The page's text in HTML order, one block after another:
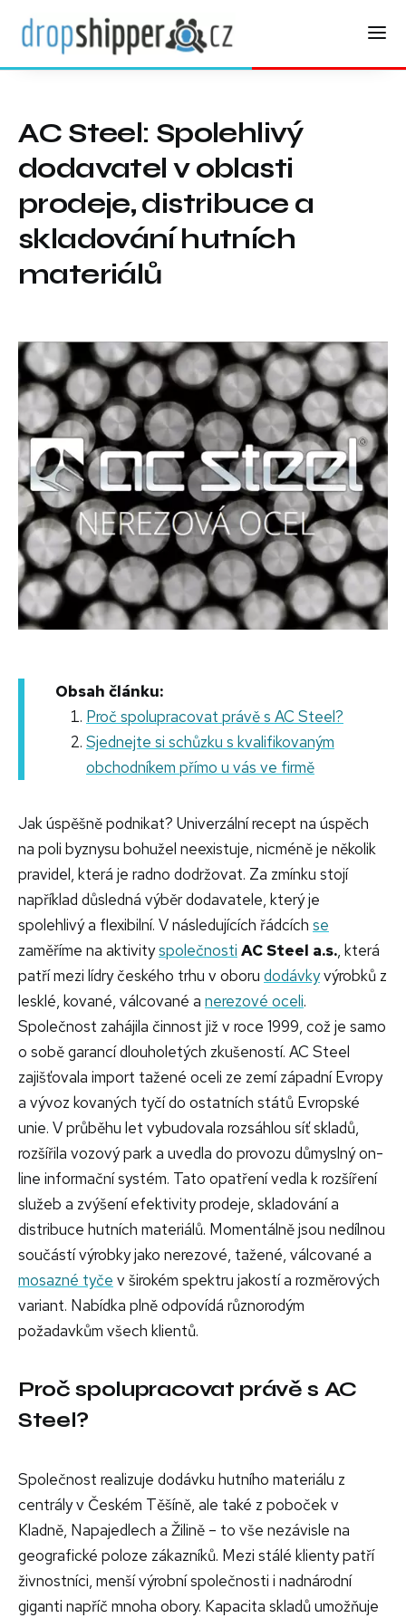
AC Steel: Spolehlivý
dodavatel v oblasti
prodeje, distribuce a
skladování hutních
materiálů
Obsah článku:
Proč spolupracovat právě s AC Steel?
Sjednejte si schůzku s kvalifikovaným
obchodníkem přímo u vás ve firmě
Jak úspěšně podnikat? Univerzální recept na úspěch
na poli byznysu bohužel neexistuje, nicméně je několik
pravidel, která je radno dodržovat. Za zmínku stojí
například důsledná výběr dodavatele, který je
spolehlivý a flexibilní. V následujících řádcích se
zaměříme na aktivityspolečnosti AC Steel a.s., která
patří mezi lídry českého trhu v oboru dodávkyvýrobků z
lesklé, kované, válcované a nerezové oceli.
Společnost zahájila činnost již v roce 1999, což je samo
o sobě garancí dlouholetých zkušeností. AC Steel
zajišťovala import tažené oceli ze zemí západní Evropy
a vývoz kovaných tyčí do ostatních států Evropské
unie. V průběhu let vybudovala rozsáhlou síť skladů,
rozšířila vozový park a uvedla do provozu důmyslný on-
line informační systém. Tato opatření vedla k rozšíření
služeb a zvýšení efektivity prodeje, skladování a
distribuce hutních materiálů. Momentálně jsou nedílnou
součástí výrobky jako nerezové, tažené, válcované a
mosazné tyče v širokém spektru jakostí a rozměrových
variant. Nabídka plně odpovídá různorodým
požadavkům všech klientů.
Proč spolupracovat právě s AC
Steel?
Společnost realizuje dodávku hutního materiálu z
centrály v Českém Těšíně, ale také z poboček v
Kladně, Napajedlech a Žilině – to vše nezávisle na
geografické poloze zákazníků. Mezi stálé klienty patří
živnostníci, menší výrobní společnosti i nadnárodní
giganti napříč mnoha obory. Kapacita skladů umožňuje